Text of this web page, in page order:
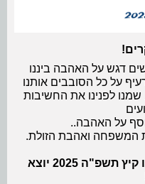
דגש על האהבה ביננו
על כל הסובבים אותנו
לפנינו את החשיבות
על האהבה..
ואהבת הזולת.
אתם סקרנים? מצויין!! אוטוטו קיץ תשפ"ה 2025 יוצא